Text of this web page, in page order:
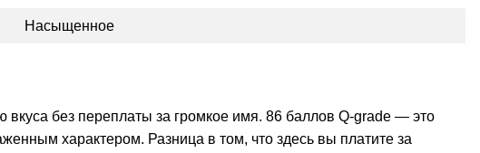
Насыщенное
вкуса без переплаты за громкое имя. 86 баллов Q-grade — это
характером. Разница в том, что здесь вы платите за